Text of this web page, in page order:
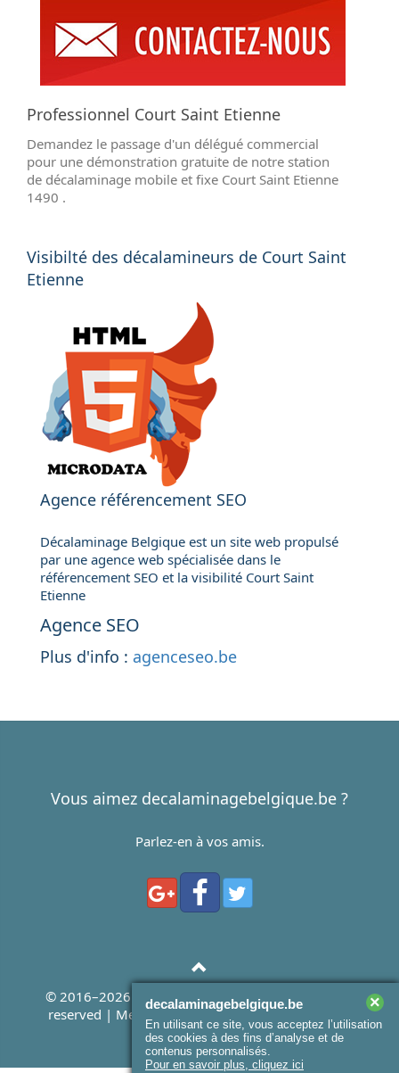
Professionnel Court Saint Etienne
Demandez le passage d'un délégué commercial
pour une démonstration gratuite de notre station
de décalaminage mobile et fixe Court Saint Etienne
1490 .
Visibilté des décalamineurs de Court Saint
Etienne
Agence référencement SEO
Décalaminage Belgique est un site web propulsé
par une agence web spécialisée dans le
référencement SEO et la visibilité Court Saint
Etienne
Agence SEO
Plus d'info : agenceseo.be
Vous aimez decalaminagebelgique.be ?
Parlez-en à vos amis.
© 2016–2026 decalaminagebelgique.be
reserved | Mentions légales|Cookies Conditions
decalaminagebelgique.be
En utilisant ce site, vous acceptez l’utilisation
des cookies à des fins d’analyse et de
contenus personnalisés.
Pour en savoir plus, cliquez ici
×